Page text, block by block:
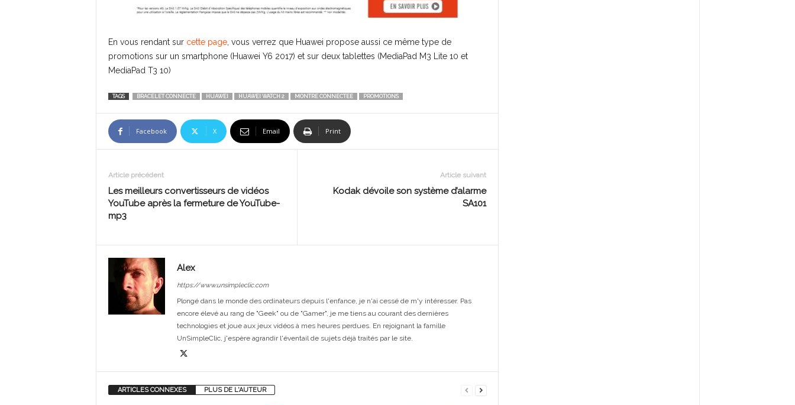
En vous rendant sur cette page, vous verrez que Huawei propose aussi ce même type de
promotions sur un smartphone (Huawei Y6 2017) et sur deux tablettes (MediaPad M3 Lite 10 et
MediaPad T3 10)
TAGS BRACELET CONNECTE HUAWEI HUAWEI WATCH 2 MONTRE CONNECTEE PROMOTIONS
Facebook X Email Print
Article précédent
Les meilleurs convertisseurs de vidéos
YouTube après la fermeture de YouTube-
mp3
Article suivant
Kodak dévoile son système d’alarme
SA101
Alex
https://www.unsimpleclic.com
Plongé dans le monde des ordinateurs depuis l'enfance, je n'ai cessé de m'y intéresser. Pas
encore élevé au rang de "Geek" ou de "Gamer", je me tiens au courant des dernières
technologies et joue aux jeux vidéos à mes heures perdues. En rejoignant la famille
UnSimpleClic, j'espère agrandir l'éventail de sujets déjà traités par le site.
ARTICLES CONNEXES PLUS DE L'AUTEUR